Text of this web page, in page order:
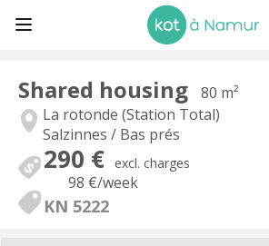
Shared housing
80 m²
La rotonde (Station Total)
Salzinnes / Bas prés
290 € excl. charges
98 €/week
KN 5222